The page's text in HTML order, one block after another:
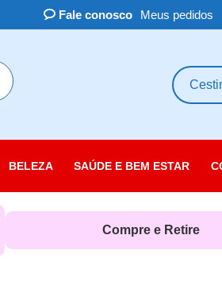
Fale conosco Meus pedidos
BELEZA
Acessórios
Beleza das Unhas
SAÚDE E BEM ESTAR
Compre e Retire